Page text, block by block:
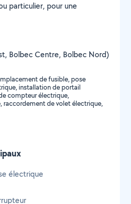
particulier, pour une
Bolbec Centre, Bolbec Nord)
de fusible, pose
installation de portail
compteur électrique,
raccordement de volet électrique,
électrique